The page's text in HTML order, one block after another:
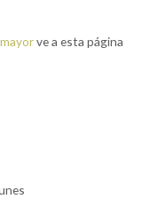
ve a esta página